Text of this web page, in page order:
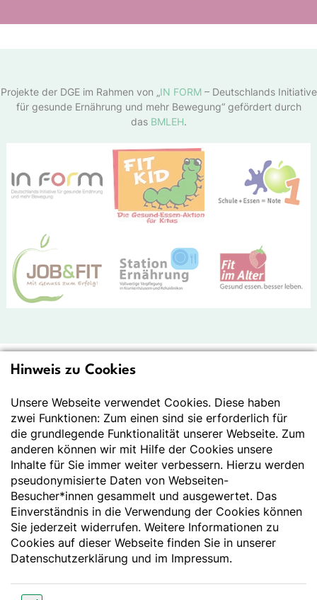
Projekte der DGE im Rahmen von „ IN FORM– Deutschlands Initiative
für gesunde Ernährung und mehr Bewegung“ gefördert durch
das BMLEH.
für Ernährung e.V.
Der Wissenschaft verpflichtet - Ihre Partnerin für
Essen und Trinken
Deutsche Gesellschaft für Ernährung e. V.
Godesberger Allee 136
53175 Bonn
Tel:+49 228 3776-600
Fax:+49 228 3776-800
webmaster@dge.de
Hinweis zu Cookies
Unsere Webseite verwendet Cookies. Diese haben
zwei Funktionen: Zum einen sind sie erforderlich für
die grundlegende Funktionalität unserer Webseite. Zum
anderen können wir mit Hilfe der Cookies unsere
Inhalte für Sie immer weiter verbessern. Hierzu werden
pseudonymisierte Daten von Webseiten-
Besucher*innen gesammelt und ausgewertet. Das
Einverständnis in die Verwendung der Cookies können
Sie jederzeit widerrufen. Weitere Informationen zu
Cookies auf dieser Webseite finden Sie in unserer
Datenschutzerklärung und im Impressum.